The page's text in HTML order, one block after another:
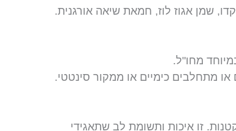
שמן אגוז לוז, חמאת שיאה אורגנית.
מחו"ל.
זו איכות ותשומת לב שתאגידי